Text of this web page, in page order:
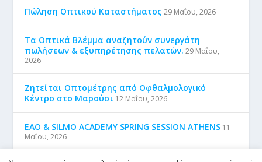
Πώληση Οπτικού Καταστήματος 29 Μαΐου, 2026
Τα Οπτικά Βλέμμα αναζητούν συνεργάτη
πωλήσεων & εξυπηρέτησης πελατών. 29 Μαΐου,
2026
Ζητείται Οπτομέτρης από Οφθαλμολογικό
Κέντρο στο Μαρούσι 12 Μαΐου, 2026
EAO & SILMO ACADEMY SPRING SESSION ATHENS 11
Μαΐου, 2026